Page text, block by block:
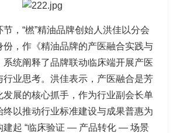
“橪”精油品牌创始人洪佳以分会
份，作《精油品牌的产医融合实践与
系统阐释了品牌联动临床端开展产医
行业思考。洪佳表示，产医融合是芳
发展的核心抓手，作为行业副会长单
终以推动行业标准建设与成果普惠为
建起 “临床验证 — 产品转化 — 场景